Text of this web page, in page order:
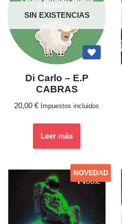
SIN EXISTENCIAS
Di Carlo – E.P
CABRAS
20,00 € Impuestos incluidos
Leer más
NOVEDAD